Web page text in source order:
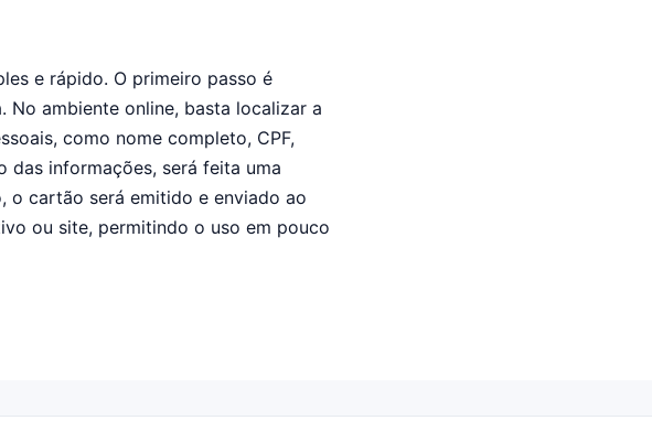
e rápido. O primeiro passo é
No ambiente online, basta localizar a
como nome completo, CPF,
das informações, será feita uma
o cartão será emitido e enviado ao
ou site, permitindo o uso em pouco